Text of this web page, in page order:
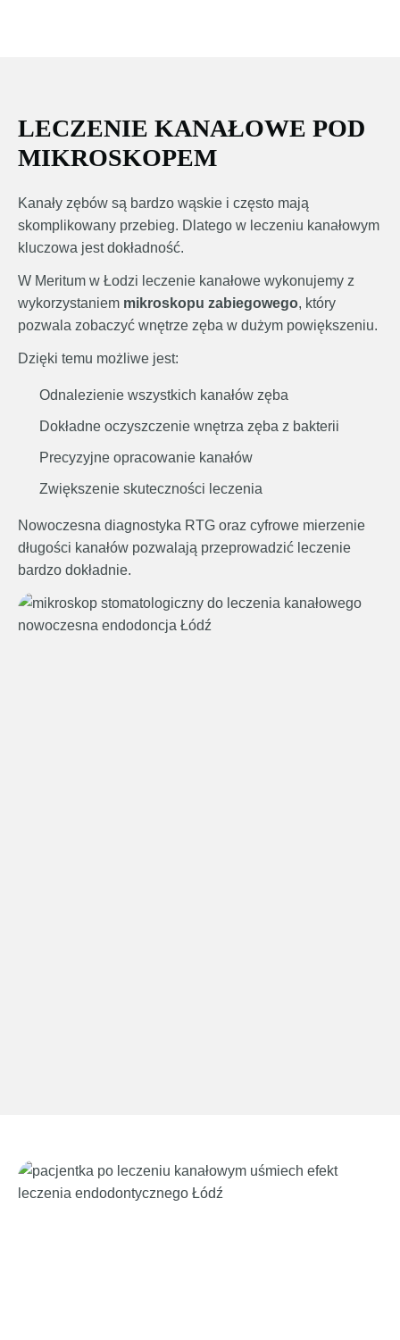
LECZENIE KANAŁOWE POD
MIKROSKOPEM
Kanały zębów są bardzo wąskie i często mają
skomplikowany przebieg. Dlatego w leczeniu kanałowym
kluczowa jest dokładność.
W Meritum w Łodzi leczenie kanałowe wykonujemy z
wykorzystaniem mikroskopu zabiegowego, który
pozwala zobaczyć wnętrze zęba w dużym powiększeniu.
Dzięki temu możliwe jest:
Odnalezienie wszystkich kanałów zęba
Dokładne oczyszczenie wnętrza zęba z bakterii
Precyzyjne opracowanie kanałów
Zwiększenie skuteczności leczenia
Nowoczesna diagnostyka RTG oraz cyfrowe mierzenie
długości kanałów pozwalają przeprowadzić leczenie
bardzo dokładnie.